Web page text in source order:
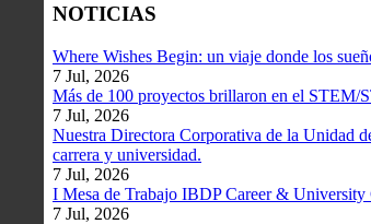
NOTICIAS
Where Wishes Begin: un viaje donde los
7 Jul, 2026
Más de 100 proyectos brillaron en el STEM/
7 Jul, 2026
Nuestra Directora Corporativa de la Unidad
carrera y universidad.
7 Jul, 2026
I Mesa de Trabajo IBDP Career & University
7 Jul, 2026